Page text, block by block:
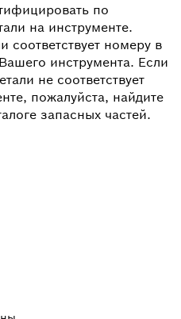
по
на инструменте.
соответствует номеру в
инструмента. Если
не соответствует
пожалуйста, найдите
запасных частей.